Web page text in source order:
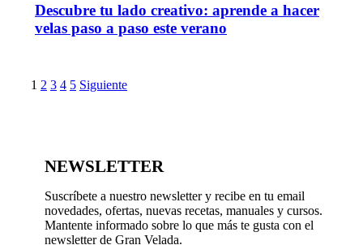
Descubre tu lado creativo: aprende a hacer
velas paso a paso este verano
1 2 3 4 5 Siguiente
NEWSLETTER
Suscríbete a nuestro newsletter y recibe en tu email
novedades, ofertas, nuevas recetas, manuales y cursos.
Mantente informado sobre lo que más te gusta con el
newsletter de Gran Velada.